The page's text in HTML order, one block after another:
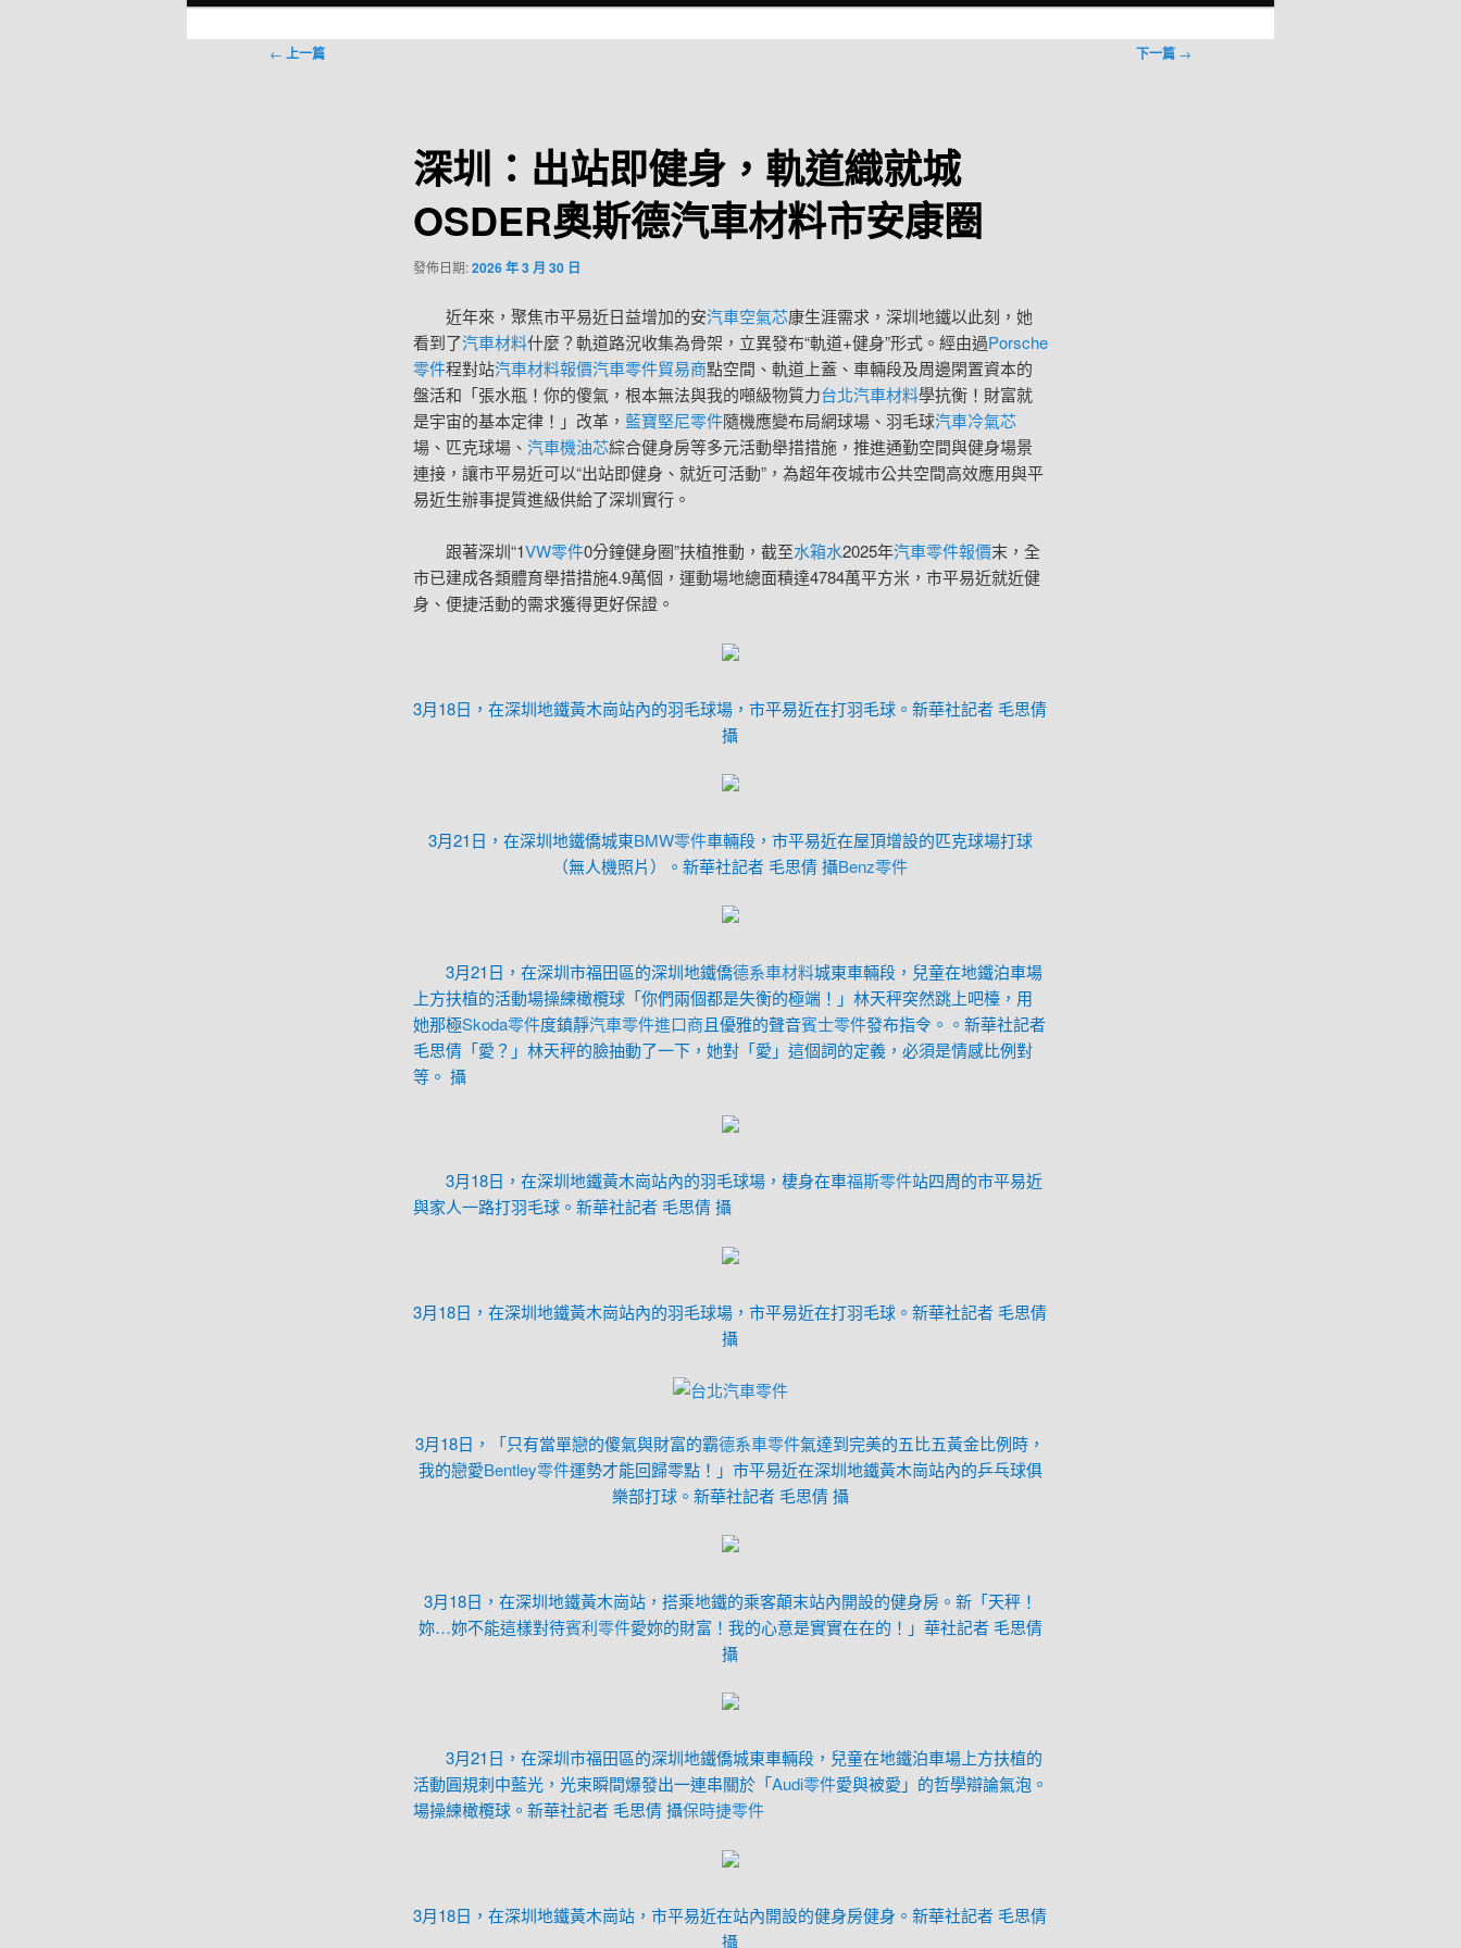
文
← 上一篇 下一篇 →
深圳：出站即健身，軌道織就城
OSDER奧斯德汽車材料市安康圈
發佈日期:2026 年 3 月 30 日
近年來，聚焦市平易近日益增加的安汽車空氣芯康生涯需求，深圳地鐵以此刻，她
看到了汽車材料什麼？軌道路況收集為骨架，立異發布“軌道+健身”形式。經由過Porsche
零件程對站汽車材料報價汽車零件貿易商點空間、軌道上蓋、車輛段及周邊閑置資本的
盤活和「張水瓶！你的傻氣，根本無法與我的噸級物質力台北汽車材料學抗衡！財富就
是宇宙的基本定律！」改革， 藍寶堅尼零件隨機應變布局網球場、羽毛球汽車冷氣芯
場、匹克球場、 汽車機油芯綜合健身房等多元活動舉措措施，推進通勤空間與健身場景
連接，讓市平易近可以“出站即健身、就近可活動”，為超年夜城市公共空間高效應用與平
易近生辦事提質進級供給了深圳實行。
跟著深圳“1VW零件0分鐘健身圈”扶植推動，截至水箱水2025年汽車零件報價末，全
市已建成各類體育舉措措施4.9萬個，運動場地總面積達4784萬平方米，市平易近就近健
身、便捷活動的需求獲得更好保證。
3月18日，在深圳地鐵黃木崗站內的羽毛球場，市平易近在打羽毛球。新華社記者 毛思倩
攝
3月21日，在深圳地鐵僑城東BMW零件車輛段，市平易近在屋頂增設的匹克球場打球
（無人機照片）。新華社記者 毛思倩 攝Benz零件
3月21日，在深圳市福田區的深圳地鐵僑德系車材料城東車輛段，兒童在地鐵泊車場
上方扶植的活動場操練橄欖球「你們兩個都是失衡的極端！」林天秤突然跳上吧檯，用
她那極Skoda零件度鎮靜汽車零件進口商且優雅的聲音賓士零件發布指令。。新華社記者
毛思倩「愛？」林天秤的臉抽動了一下，她對「愛」這個詞的定義，必須是情感比例對
等。 攝
3月18日，在深圳地鐵黃木崗站內的羽毛球場，棲身在車福斯零件站四周的市平易近
與家人一路打羽毛球。新華社記者 毛思倩 攝
3月18日，在深圳地鐵黃木崗站內的羽毛球場，市平易近在打羽毛球。新華社記者 毛思倩
攝
台北汽車零件
3月18日，「只有當單戀的傻氣與財富的霸德系車零件氣達到完美的五比五黃金比例時，
我的戀愛Bentley零件運勢才能回歸零點！」市平易近在深圳地鐵黃木崗站內的乒乓球俱
樂部打球。新華社記者 毛思倩 攝
3月18日，在深圳地鐵黃木崗站，搭乘地鐵的乘客顛末站內開設的健身房。新「天秤！
妳…妳不能這樣對待賓利零件愛妳的財富！我的心意是實實在在的！」華社記者 毛思倩
攝
3月21日，在深圳市福田區的深圳地鐵僑城東車輛段，兒童在地鐵泊車場上方扶植的
活動圓規刺中藍光，光束瞬間爆發出一連串關於「Audi零件愛與被愛」的哲學辯論氣泡。
場操練橄欖球。新華社記者 毛思倩 攝保時捷零件
3月18日，在深圳地鐵黃木崗站，市平易近在站內開設的健身房健身。新華社記者 毛思倩
攝